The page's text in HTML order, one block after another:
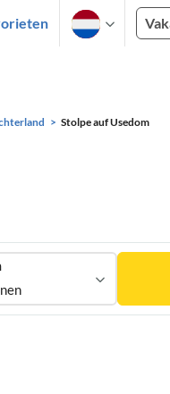
Stolpe auf Usedom